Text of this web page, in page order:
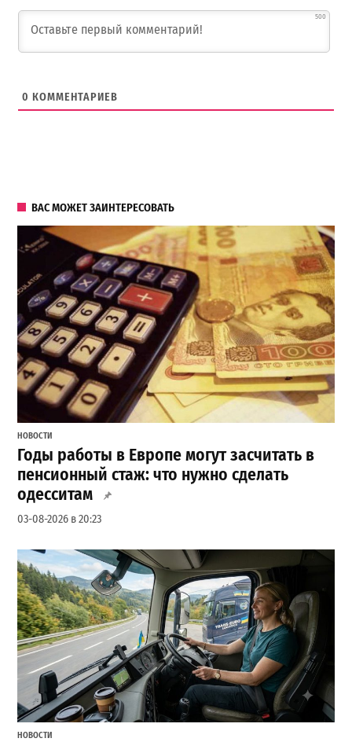
500
0 КОММЕНТАРИЕВ
ВАС МОЖЕТ ЗАИНТЕРЕСОВАТЬ
НОВОСТИ
Годы работы в Европе могут засчитать в
пенсионный стаж: что нужно сделать
одесситам
03-08-2026 в 20:23
НОВОСТИ